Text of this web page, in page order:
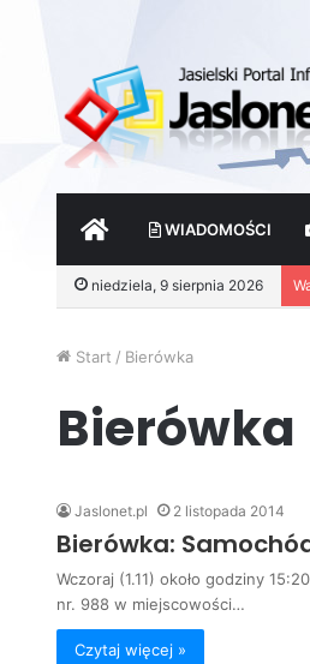
START WIADOMOŚCI
niedziela, 9 sierpnia 2026
Start / Bierówka
Bierówka
Jaslonet.pl 2 listopada 2014
Bierówka:
Wczoraj (1.11) około godziny
nr. 988 w miejscowości…
Czytaj więcej »